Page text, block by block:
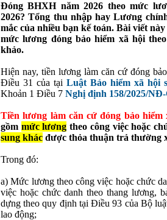
Đóng BHXH năm 2026 theo mức
2026? Tổng thu nhập hay Lương
mắc của nhiều bạn kế toán. Bài viết này
mức lương đóng bảo hiểm xã hội
khảo.
Hiện nay, tiền lương làm căn cứ đóng
Điều 31 của tại Luật Bảo hiểm xã hội
Khoản 1 Điều 7 Nghị định 158/2025/
Tiền lương làm căn cứ đóng bảo
gồm mức lương theo công việc hoặc
sung khác được thỏa thuận trả thường
Trong đó:
a) Mức lương theo công việc hoặc chức
việc hoặc chức danh theo thang lương,
dựng theo quy định tại Điều 93 của Bộ
lao động;